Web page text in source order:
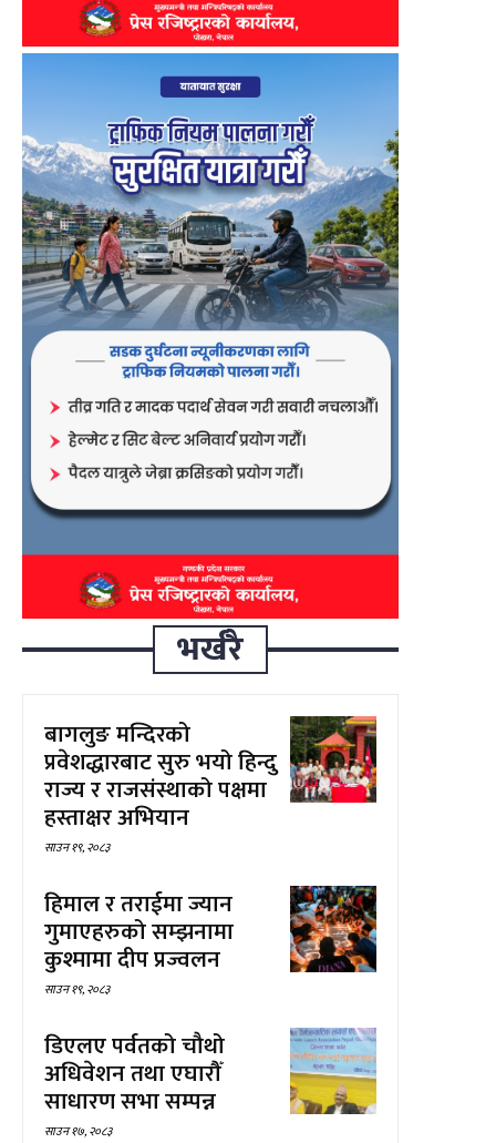
भर्खरै
बागलुङ मन्दिरको
प्रवेशद्धारबाट सुरु भयो हिन्दु
राज्य र राजसंस्थाको पक्षमा
हस्ताक्षर अभियान
साउन १९, २०८३
हिमाल र तराईमा ज्यान
गुमाएहरुको सम्झनामा
कुश्मामा दीप प्रज्वलन
साउन १९, २०८३
डिएलए पर्वतको चौथो
अधिवेशन तथा एघारौँ
साधारण सभा सम्पन्न
साउन १७, २०८३